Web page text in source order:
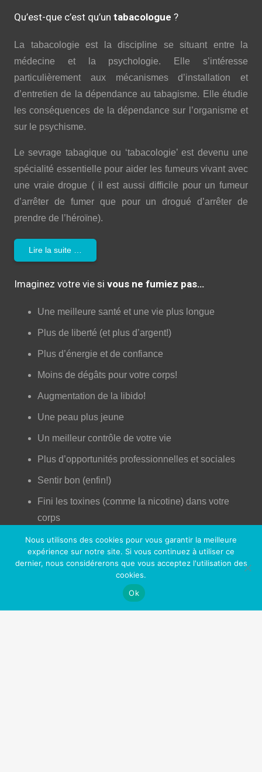
Qu’est-que c’est qu’un tabacologue ?
La tabacologie est la discipline se situant entre la
médecine et la psychologie. Elle s’intéresse
particulièrement aux mécanismes d’installation et
d’entretien de la dépendance au tabagisme. Elle étudie
les conséquences de la dépendance sur l’organisme et
sur le psychisme.
Le sevrage tabagique ou ‘tabacologie’ est devenu une
spécialité essentielle pour aider les fumeurs vivant avec
une vraie drogue ( il est aussi difficile pour un fumeur
d’arrêter de fumer que pour un drogué d’arrêter de
prendre de l’héroïne).
Lire la suite …
Imaginez votre vie si vous ne fumiez pas…
Une meilleure santé et une vie plus longue
Plus de liberté (et plus d’argent!)
Plus d’énergie et de confiance
Moins de dégâts pour votre corps!
Augmentation de la libido!
Une peau plus jeune
Un meilleur contrôle de votre vie
Plus d’opportunités professionnelles et sociales
Sentir bon (enfin!)
Fini les toxines (comme la nicotine) dans votre
corps
Nos Partenaires
OfficePlus Business Centers
Logidesk – Agenda en ligne partagé
Nous utilisons des cookies pour vous garantir la meilleure
expérience sur notre site. Si vous continuez à utiliser ce
dernier, nous considérerons que vous acceptez l'utilisation des
cookies.
Ok